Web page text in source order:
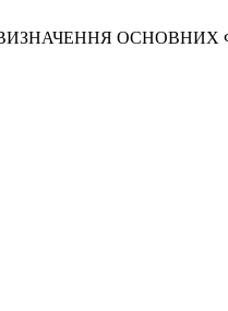
ВИЗНАЧЕННЯ